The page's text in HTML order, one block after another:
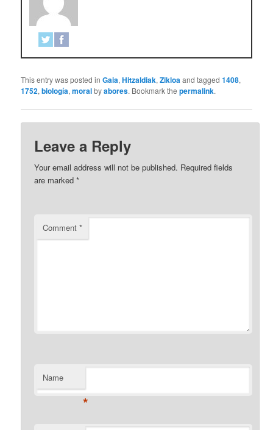
This entry was posted inGaia,Hitzaldiak,Zikloaand tagged1408,
1752,biología,moralbyabores. Bookmark thepermalink.
Leave a Reply
Your email address will not be published. Required fields
are marked*
Comment*
Name
*